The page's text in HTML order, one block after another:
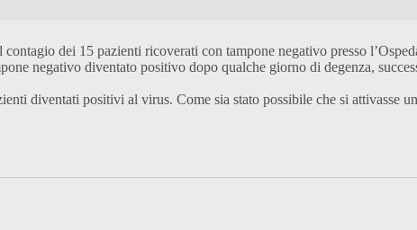
dei 15 pazienti ricoverati con tampone negativo presso
negativo diventato positivo dopo qualche giorno di degenza,
diventati positivi al virus. Come sia stato possibile che si attivasse